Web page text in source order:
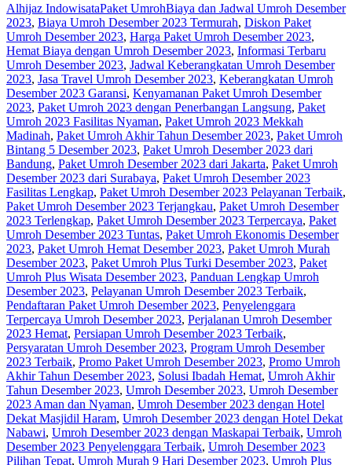
Alhijaz IndowisataPaket UmrohBiaya dan Jadwal Umroh Desember
2023, Biaya Umroh Desember 2023 Termurah, Diskon Paket
Umroh Desember 2023, Harga Paket Umroh Desember 2023,
Hemat Biaya dengan Umroh Desember 2023, Informasi Terbaru
Umroh Desember 2023, Jadwal Keberangkatan Umroh Desember
2023, Jasa Travel Umroh Desember 2023, Keberangkatan Umroh
Desember 2023 Garansi, Kenyamanan Paket Umroh Desember
2023, Paket Umroh 2023 dengan Penerbangan Langsung, Paket
Umroh 2023 Fasilitas Nyaman, Paket Umroh 2023 Mekkah
Madinah, Paket Umroh Akhir Tahun Desember 2023, Paket Umroh
Bintang 5 Desember 2023, Paket Umroh Desember 2023 dari
Bandung, Paket Umroh Desember 2023 dari Jakarta, Paket Umroh
Desember 2023 dari Surabaya, Paket Umroh Desember 2023
Fasilitas Lengkap, Paket Umroh Desember 2023 Pelayanan Terbaik,
Paket Umroh Desember 2023 Terjangkau, Paket Umroh Desember
2023 Terlengkap, Paket Umroh Desember 2023 Terpercaya, Paket
Umroh Desember 2023 Tuntas, Paket Umroh Ekonomis Desember
2023, Paket Umroh Hemat Desember 2023, Paket Umroh Murah
Desember 2023, Paket Umroh Plus Turki Desember 2023, Paket
Umroh Plus Wisata Desember 2023, Panduan Lengkap Umroh
Desember 2023, Pelayanan Umroh Desember 2023 Terbaik,
Pendaftaran Paket Umroh Desember 2023, Penyelenggara
Terpercaya Umroh Desember 2023, Perjalanan Umroh Desember
2023 Hemat, Persiapan Umroh Desember 2023 Terbaik,
Persyaratan Umroh Desember 2023, Program Umroh Desember
2023 Terbaik, Promo Paket Umroh Desember 2023, Promo Umroh
Akhir Tahun Desember 2023, Solusi Ibadah Hemat, Umroh Akhir
Tahun Desember 2023, Umroh Desember 2023, Umroh Desember
2023 Aman dan Nyaman, Umroh Desember 2023 dengan Hotel
Dekat Masjidil Haram, Umroh Desember 2023 dengan Hotel Dekat
Nabawi, Umroh Desember 2023 dengan Maskapai Terbaik, Umroh
Desember 2023 Penyelenggara Terbaik, Umroh Desember 2023
Pilihan Tepat, Umroh Murah 9 Hari Desember 2023, Umroh Plus